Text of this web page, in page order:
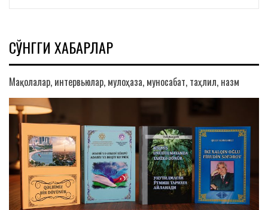
СЎНГГИ ХАБАРЛАР
Мақолалар, интервьюлар, мулоҳаза, муносабат, таҳлил, назм